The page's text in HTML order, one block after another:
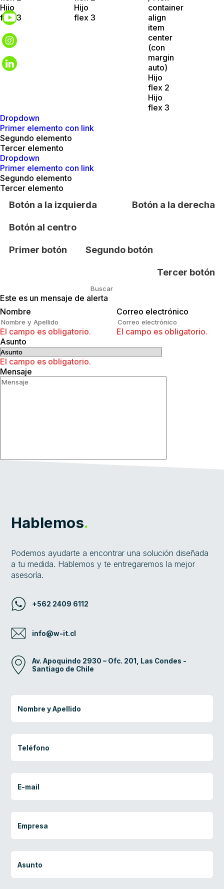
Hijo
flex 3
Hijo
flex 3
container
align
item
center
(con
margin
auto)
Hijo
flex 2
Hijo
flex 3
Dropdown
Primer elemento con link
Segundo elemento
Tercer elemento
Dropdown
Primer elemento con link
Segundo elemento
Tercer elemento
Botón a la izquierda Botón a la derecha
Botón al centro
Primer botón Segundo botón
Tercer botón
Nombre
El campo es obligatorio.
Correo electrónico
El campo es obligatorio.
Asunto
El campo es obligatorio.
Mensaje
El campo es obligatorio.
Este es un mensaje de alerta
Hablemos.
Podemos ayudarte a encontrar una solución diseñada
a tu medida. Hablemos y te entregaremos la mejor
asesoría.
+562 2409 6112
info@w-it.cl
Av. Apoquindo 2930 – Ofc. 201, Las Condes -
Santiago de Chile